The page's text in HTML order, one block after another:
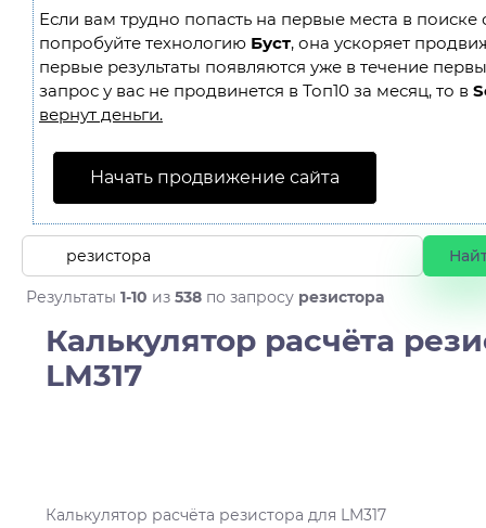
Если вам трудно попасть на первые места в поиске
попробуйте технологию Буст, она ускоряет
первые результаты появляются уже в течение
запрос у вас не продвинется в Топ10 за месяц, то в
вернут деньги.
Начать продвижение сайта
Результаты 1-10 из 538 по запросу резистора
Калькулятор расчёта
LM317
Калькулятор расчёта резистора для LM317